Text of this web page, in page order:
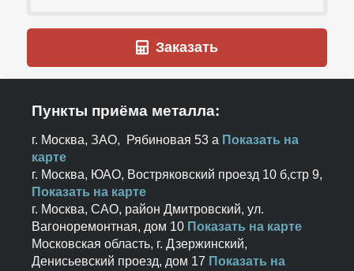
Заказать
Пункты приёма металла:
г. Москва, ЗАО, Рябиновая 53 а Показать на
карте
г. Москва, ЮАО, Востряковский проезд 10 б,стр 9,
Показать на карте
г. Москва, САО, район Дмитровский, ул.
Вагоноремонтная, дом 10 Показать на карте
Московская область, г. Дзержинский,
Денисьевский проезд, дом 17 Показать на